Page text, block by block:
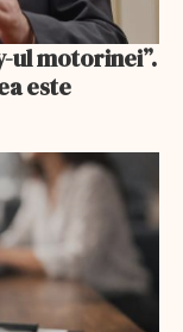
ul motorinei”.
este